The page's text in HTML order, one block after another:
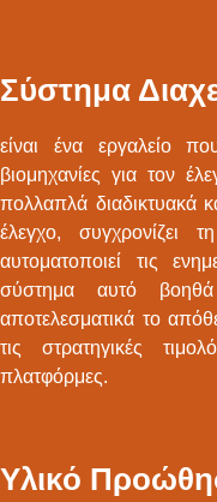
Σύστημα
είναι ένα εργαλείο που
βιομηχανίες για τον
πολλαπλά διαδικτυακά
έλεγχο, συγχρονίζει
αυτοματοποιεί τις
σύστημα αυτό βοηθά
αποτελεσματικά το
τις στρατηγικές
πλατφόρμες.
Υλικό